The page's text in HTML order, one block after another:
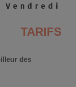
Vendredi
TARIFS
des